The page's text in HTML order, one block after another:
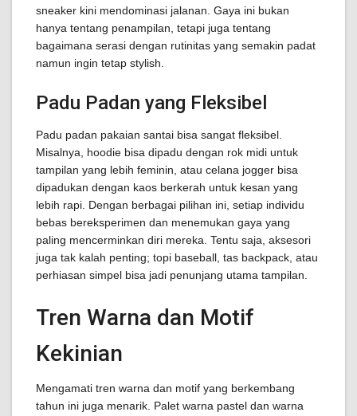
sneaker kini mendominasi jalanan. Gaya ini bukan
hanya tentang penampilan, tetapi juga tentang
bagaimana serasi dengan rutinitas yang semakin padat
namun ingin tetap stylish.
Padu Padan yang Fleksibel
Padu padan pakaian santai bisa sangat fleksibel.
Misalnya, hoodie bisa dipadu dengan rok midi untuk
tampilan yang lebih feminin, atau celana jogger bisa
dipadukan dengan kaos berkerah untuk kesan yang
lebih rapi. Dengan berbagai pilihan ini, setiap individu
bebas bereksperimen dan menemukan gaya yang
paling mencerminkan diri mereka. Tentu saja, aksesori
juga tak kalah penting; topi baseball, tas backpack, atau
perhiasan simpel bisa jadi penunjang utama tampilan.
Tren Warna dan Motif
Kekinian
Mengamati tren warna dan motif yang berkembang
tahun ini juga menarik. Palet warna pastel dan warna